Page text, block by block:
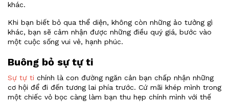
khác.
Khi bạn biết bỏ qua thể diện, không còn những ảo tưởng gì
khác, bạn sẽ cảm nhận được những điều quý giá, bước vào
một cuộc sống vui vẻ, hạnh phúc.
Buông bỏ sự tự ti
Sự tự ti chính là con đường ngăn cản bạn chấp nhận những
cơ hội để đi đến tương lai phía trước. Cứ mãi khép mình trong
một chiếc vỏ bọc càng làm bạn thu hẹp chính mình với thế